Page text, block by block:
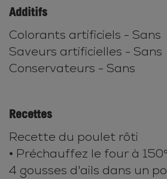
Additifs
Colorants artificiels - Sans
Saveurs artificielles - Sans
Conservateurs - Sans
Recettes
Recette du poulet rôti
• Préchauffez le four à
4 gousses d'ails dans un